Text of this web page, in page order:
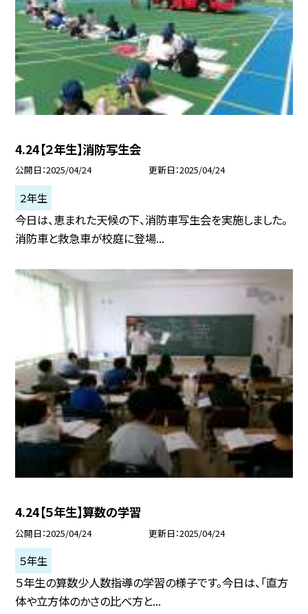
4.24【２年生】消防写生会
公開日 2025/04/24 更新日 2025/04/24
２年生
今日は、恵まれた天候の下、消防車写生会を実施しました。
消防車と救急車が校庭に登場...
4.24【５年生】算数の学習
公開日 2025/04/24 更新日 2025/04/24
５年生
５年生の算数少人数指導の学習の様子です。今日は、「直方
体や立方体のかさの比べ方と...